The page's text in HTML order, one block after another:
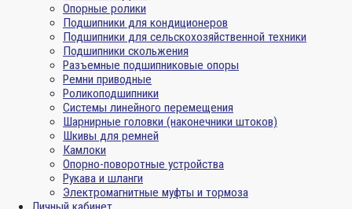
Опорные ролики
Подшипники для кондиционеров
Подшипники для сельскохозяйственной техники
Подшипники скольжения
Разъемные подшипниковые опоры
Ремни приводные
Роликоподшипники
Системы линейного перемещения
Шарнирные головки (наконечники штоков)
Шкивы для ремней
Камлоки
Опорно-поворотные устройства
Рукава и шланги
Электромагнитные муфты и тормоза